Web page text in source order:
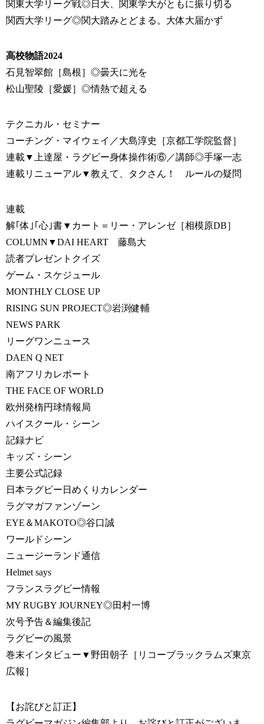
関東大学リーグ戦◎日大、関東学大がともに振り切る
関西大学リーグ◎関大踏みとどまる。大体大届かず
高校物語2024
石見智翠館［島根］◎曇天に光を
松山聖陵［愛媛］◎情熱で超える
テクニカル・セミナー
コーチング・マイウェイ／大島淳史［京都工学院監督］
連載▼上達屋・ラグビー身体操作術⑥／講師◎手塚一志
連載リニューアル▼教えて、タクさん！ ルールの疑問
連載
解｢体｣｢心｣書▼カート＝リー・アレンゼ［相模原DB］
COLUMN▼DAI HEART 藤島大
読者プレゼントクイズ
ゲーム・スケジュール
MONTHLY CLOSE UP
RISING SUN PROJECT◎岩渕健輔
NEWS PARK
リーグワンニュース
DAEN Q NET
南アフリカレポート
THE FACE OF WORLD
欧州発楕円球情報局
ハイスクール・シーン
記録ナビ
キッズ・シーン
主要公式記録
日本ラグビー日めくりカレンダー
ラグマガファンゾーン
EYE＆MAKOTO◎谷口誠
ワールドシーン
ニュージーランド通信
Helmet says
フランスラグビー情報
MY RUGBY JOURNEY◎田村一博
次号予告＆編集後記
ラグビーの風景
巻末インタビュー▼野田朝子［リコーブラックラムズ東京
広報］
【お詫びと訂正】